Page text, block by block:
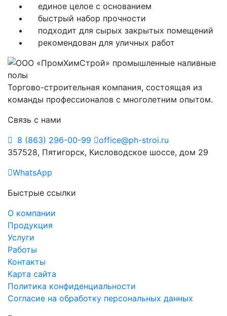
единое целое с основанием
быстрый набор прочности
подходит для сырых закрытых помещений
рекомендован для уличных работ
Торгово-строительная компания, состоящая из
команды профессионалов с многолетним опытом.
Связь с нами
8 (863) 296-00-99
office@ph-stroi.ru
357528, Пятигорск, Кисловодское шоссе, дом 29
WhatsApp
Быстрые ссылки
О компании
Продукция
Услуги
Работы
Контакты
Карта сайта
Политика конфиденциальности
Согласие на обработку персональных данных